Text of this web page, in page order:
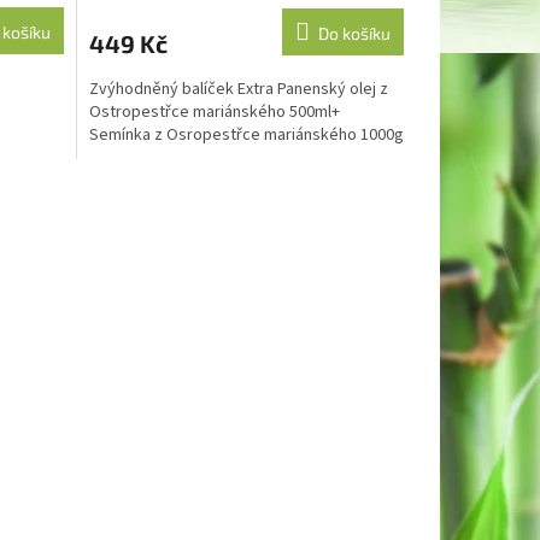
košíku 449 Kč Do košíku
Zvýhodněný balíček Extra Panenský olej z
Ostropestřce mariánského 500ml+
Semínka z Osropestřce mariánského 1000g